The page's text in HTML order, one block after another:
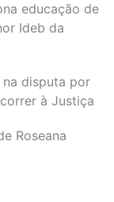
educação de
Ideb da
na disputa por
à Justiça
Roseana